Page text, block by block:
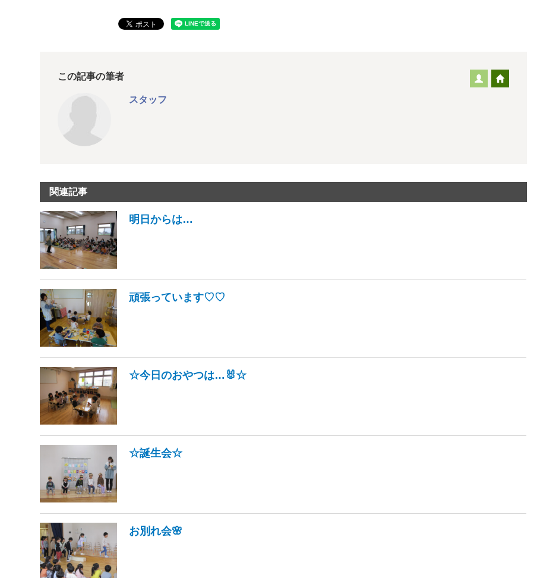
この記事の筆者
スタッフ
関連記事
明日からは…
頑張っています♡♡
☆今日のおやつは…🐰☆
☆誕生会☆
お別れ会🌸